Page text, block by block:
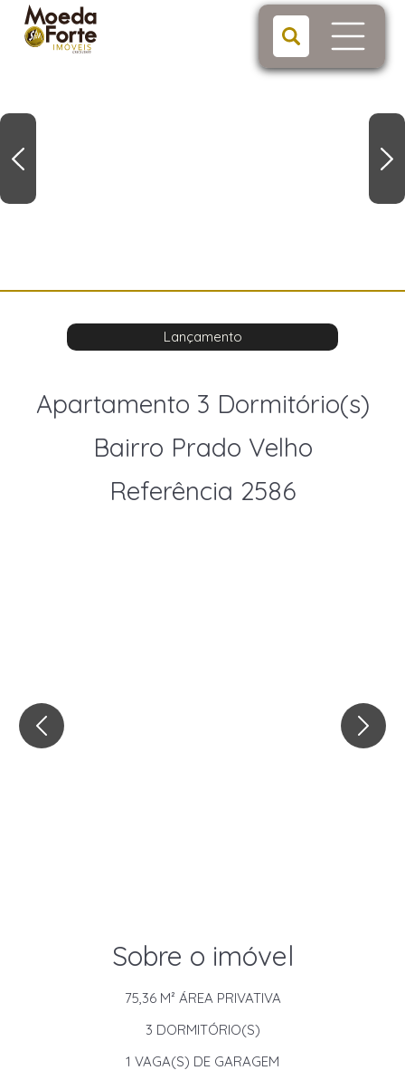
Lançamento
Apartamento 3 Dormitório(s)
Bairro Prado Velho
Referência 2586
Sobre o imóvel
75,36 M² ÁREA PRIVATIVA
3 DORMITÓRIO(S)
1 VAGA(S) DE GARAGEM